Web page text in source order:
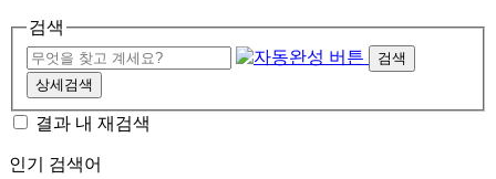
검색
검색
상세검색
결과 내 재검색
인기 검색어